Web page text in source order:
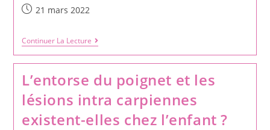
21 mars 2022
Continuer La Lecture
L’entorse du poignet et les
lésions intra carpiennes
existent-elles chez l’enfant ?